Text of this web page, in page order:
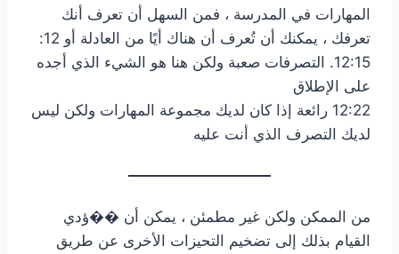
المهارات في المدرسة ، فمن السهل أن تعرف أنك
تعرفك ، يمكنك أن تُعرف أن هناك أيًا من العادلة أو 12:
12:15. التصرفات صعبة ولكن هنا هو الشيء الذي أجده
على الإطلاق
12:22 رائعة إذا كان لديك مجموعة المهارات ولكن ليس
لديك التصرف الذي أنت عليه
من الممكن ولكن غير مطمئن ، يمكن أن ��ؤدي
القيام بذلك إلى تضخيم التحيزات الأخرى عن طريق